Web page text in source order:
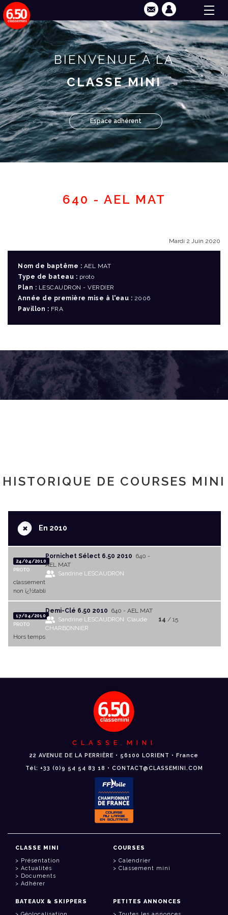
BIENVENUE À LA
CLASSE MINI
Espace adhérent
640 - AEL MAT
Mardi 2 Juin 2020
Nom de baptême : AEL MAT
Type de bateau : proto
Plan : LESCAUDRON - VERDIER
Année de première mise à l'eau : 2006
Pavillon : FRA
HISTORIQUE DE COURSES MINI
+En 2010
24/04/2010
PROTO
Pornichet Sélect 6.50 2010 640 -
AEL MAT
Sandrine LESCAUDRON
classement
non ï¿½tabli
17/04/2010
PROTO
Demi-Clé 6.50 2010 640 - AEL MAT
Sandrine LESCAUDRON Claude
CHARBONNIER
14 / 15
Hors temps
CLASSE MINI
22 AVENUE DE LA PERRIÈRE • 56100 LORIENT • France
Tél: +33 (0)9 54 54 83 18 • CONTACT@CLASSEMINI.COM
CLASSE MINI
Présentation
Actualités
Documents
Adhérer
COURSES
Calendrier
Classement mini
BATEAUX & SKIPPERS
PETITES ANNONCES